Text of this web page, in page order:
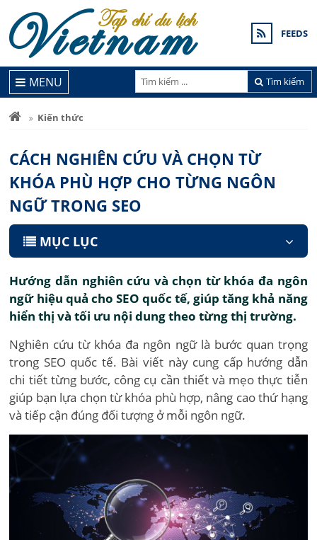
FEEDS
Tìm kiếm
MENU
Kiến thức
CÁCH NGHIÊN CỨU VÀ CHỌN TỪ
KHÓA PHÙ HỢP CHO TỪNG NGÔN
NGỮ TRONG SEO
MỤC LỤC
Hướng dẫn nghiên cứu và chọn từ khóa đa ngôn
ngữ hiệu quả cho SEO quốc tế, giúp tăng khả năng
hiển thị và tối ưu nội dung theo từng thị trường.
Nghiên cứu từ khóa đa ngôn ngữ là bước quan trọng
trong SEO quốc tế. Bài viết này cung cấp hướng dẫn
chi tiết từng bước, công cụ cần thiết và mẹo thực tiễn
giúp bạn lựa chọn từ khóa phù hợp, nâng cao thứ hạng
và tiếp cận đúng đối tượng ở mỗi ngôn ngữ.